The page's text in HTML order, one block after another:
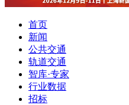
首页
新闻
公共交通
轨道交通
智库·专家
行业数据
招标